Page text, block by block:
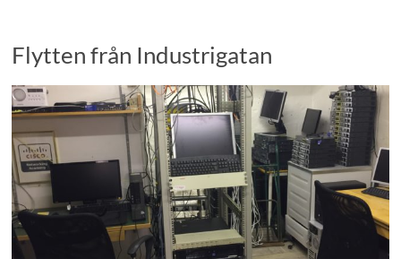
Flytten från Industrigatan